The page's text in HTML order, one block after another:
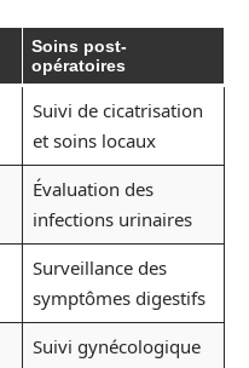
Soins post-
opératoires
Suivi de cicatrisation
et soins locaux
Évaluation des
infections urinaires
Surveillance des
symptômes digestifs
Suivi gynécologique